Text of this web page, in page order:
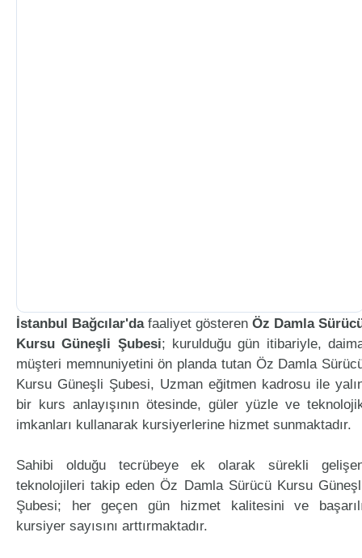
İstanbul Bağcılar'dafaaliyet gösteren Öz Damla
Kursu Güneşli Şubesi; kurulduğu gün itibariyle,
müşteri memnuniyetini ön planda tutan Öz Damla
Kursu Güneşli Şubesi, Uzman eğitmen kadrosu ile
bir kurs anlayışının ötesinde, güler yüzle ve
imkanları kullanarak kursiyerlerine hizmet sunmaktadır.
Sahibi olduğu tecrübeye ek olarak sürekli
teknolojileri takip eden Öz Damla Sürücü Kursu
Şubesi; her geçen gün hizmet kalitesini ve
kursiyer sayısını arttırmaktadır.